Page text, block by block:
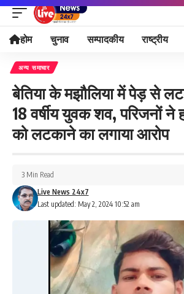
होम चुनाव सम्पादकीय राष्ट्रीय
अन्य समाचार
बेतिया के मझौलिया में पेड़ से
18 वर्षीय युवक शव, परिजनों ने
को लटकाने का लगाया आरोप
Last updated: May 2, 2024 10:52 am
Live News 24x7
3 Min Read